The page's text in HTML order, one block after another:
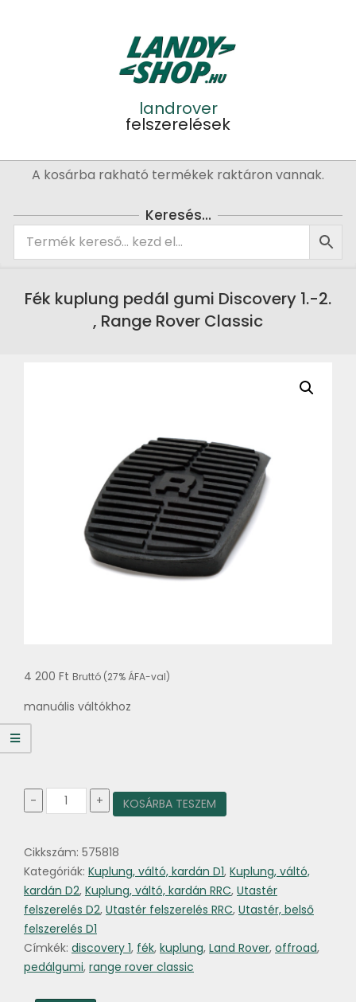
landrover
felszerelések
PrimaryA kosárba rakható termékek raktáron vannak.
Keresés…
Fék kuplung pedál gumi Discovery 1.-2.
, Range Rover Classic
4 200 Ft Bruttó (27% ÁFA-val)
manuális váltókhoz
-
Fék
kuplung
Discovery
1.-2.
,
Range
Rover
Classic
mennyiség
+ KOSÁRBA TESZEM
Cikkszám: 575818
Kategóriák: Kuplung, váltó, kardán D1, Kuplung, váltó,
kardán D2, Kuplung, váltó, kardán RRC, Utastér
felszerelés D2, Utastér felszerelés RRC, Utastér, belső
felszerelés D1
Címkék: discovery 1, fék, kuplung, Land Rover, offroad,
pedálgumi, range rover classic